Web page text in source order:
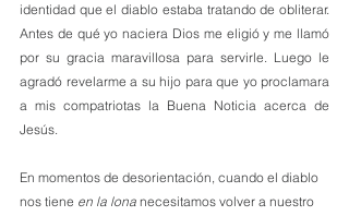
identidad que el diablo estaba tratando de obliterar.
Antes de qué yo naciera Dios me eligió y me llamó
por su gracia maravillosa para servirle. Luego le
agradó revelarme a su hijo para que yo proclamara
a mis compatriotas la Buena Noticia acerca de
Jesús.
En momentos de desorientación, cuando el diablo
nos tiene en la lona necesitamos volver a nuestro